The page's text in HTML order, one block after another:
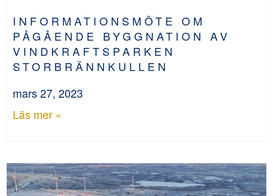
INFORMATIONSMÖTE OM
PÅGÅENDE BYGGNATION AV
VINDKRAFTSPARKEN
STORBRÄNNKULLEN
mars 27, 2023
Läs mer »